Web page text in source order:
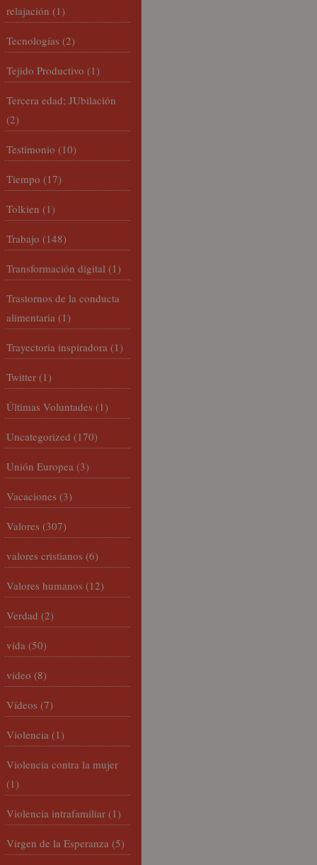
relajación (1)
Tecnologías (2)
Tejido Productivo (1)
Tercera edad; JUbilación
(2)
Testimonio (10)
Tiempo (17)
Tolkien (1)
Trabajo (148)
Transformación digital (1)
Trastornos de la conducta
alimentaria (1)
Trayectoria inspiradora (1)
Twitter (1)
Últimas Voluntades (1)
Uncategorized (170)
Unión Europea (3)
Vacaciones (3)
Valores (307)
valores cristianos (6)
Valores humanos (12)
Verdad (2)
vida (50)
video (8)
Vídeos (7)
Violencia (1)
Violencia contra la mujer
(1)
Violencia intrafamiliar (1)
Virgen de la Esperanza (5)